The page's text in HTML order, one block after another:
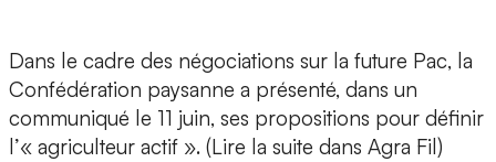
Dans le cadre des négociations sur la future Pac, la
Confédération paysanne a présenté, dans un
communiqué le 11 juin, ses propositions pour définir
l’« agriculteur actif ». (Lire la suite dans Agra Fil)